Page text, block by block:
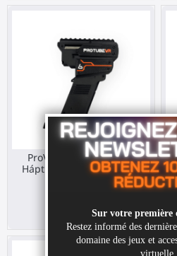
ProVolver Elite Módulo
Háptico Sin Copa Trasera
200,00 €